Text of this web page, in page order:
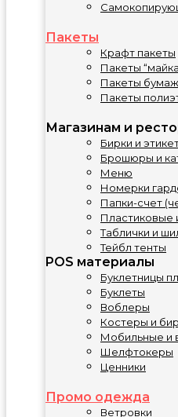
Пакеты
Крафт пакеты
Пакеты
Пакеты
Пакеты
Магазинам и
Бирки и
Брошюры и
Меню
Номерки
Папки-счет
Пластиковые
Таблички и
Тейбл тенты
POS материалы
Буклетницы
Буклеты
Воблеры
Костеры и
Мобильные и
Шелфтокеры
Ценники
Промо одежда
Ветровки